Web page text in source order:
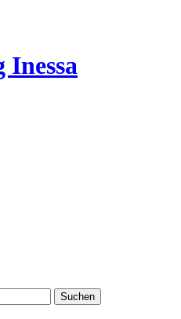
Inessa